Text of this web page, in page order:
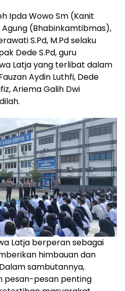
Ipda Wowo Sm (Kanit
Agung (Bhabinkamtibmas),
S.Pd, M.Pd selaku
Dede S.Pd, guru
Latja yang terlibat dalam
Aydin Luthfi, Dede
Ariema Galih Dwi
Latja berperan sebagai
himbauan dan
sambutannya,
pesan-pesan penting